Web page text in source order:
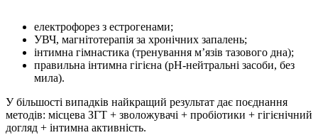
електрофорез з естрогенами;
УВЧ, магнітотерапія за хронічних запалень;
інтимна гімнастика (тренування м’язів тазового дна);
правильна інтимна гігієна (рН-нейтральні засоби, без
мила).
У більшості випадків найкращий результат дає поєднання
методів: місцева ЗГТ + зволожувачі + пробіотики + гігієнічний
догляд + інтимна активність.